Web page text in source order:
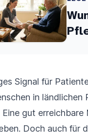
Signal für
in ländlichen
Eine gut
Doch auch für